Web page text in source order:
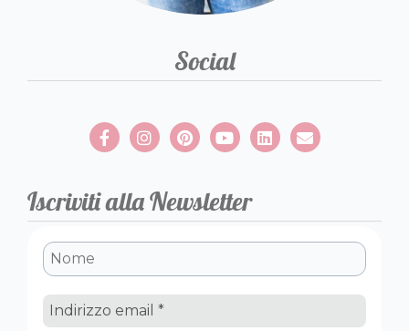
Social
Iscriviti alla Newsletter